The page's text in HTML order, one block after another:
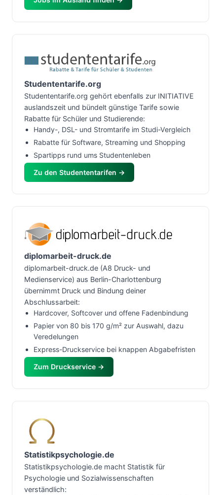
Studententarife.org
Studententarife.org gehört ebenfalls zur INITIATIVE
auslandszeit und bündelt günstige Tarife sowie
Rabatte für Schüler und Studierende:
Handy-, DSL- und Stromtarife im Studi-Vergleich
Rabatte für Software, Streaming und Shopping
Spartipps rund ums Studentenleben
Zu den Studententarifen →
diplomarbeit-druck.de
diplomarbeit-druck.de (A8 Druck- und
Medienservice) aus Berlin-Charlottenburg
übernimmt Druck und Bindung deiner
Abschlussarbeit:
Hardcover, Softcover und offene Fadenbindung
Papier von 80 bis 170 g/m² zur Auswahl, dazu
Veredelungen
Express-Druckservice bei knappen Abgabefristen
Zum Druckservice →
Statistikpsychologie.de
Statistikpsychologie.de macht Statistik für
Psychologie und Sozialwissenschaften
verständlich: